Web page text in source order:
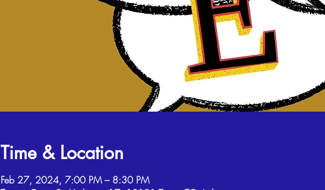
Time & Location
Feb 27, 2024, 7:00 PM – 8:30 PM